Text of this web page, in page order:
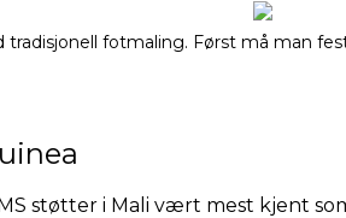
tradisjonell fotmaling. Først må man
støtter i Mali vært mest kjent